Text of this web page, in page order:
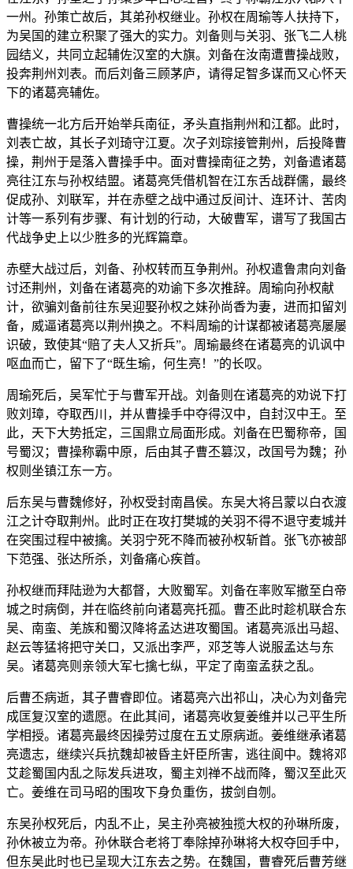
一州。孙策亡故后，其弟孙权继业。孙权在周瑜等人扶持下，
为吴国的建立积聚了强大的实力。刘备则与关羽、张飞二人桃
园结义，共同立起辅佐汉室的大旗。刘备在汝南遭曹操战败，
投奔荆州刘表。而后刘备三顾茅庐，请得足智多谋而又心怀天
下的诸葛亮辅佐。
曹操统一北方后开始举兵南征，矛头直指荆州和江都。此时，
刘表亡故，其长子刘琦守江夏。次子刘琮接管荆州，后投降曹
操，荆州于是落入曹操手中。面对曹操南征之势，刘备遣诸葛
亮往江东与孙权结盟。诸葛亮凭借机智在江东舌战群儒，最终
促成孙、刘联军，并在赤壁之战中通过反间计、连环计、苦肉
计等一系列有步骤、有计划的行动，大破曹军，谱写了我国古
代战争史上以少胜多的光辉篇章。
赤壁大战过后，刘备、孙权转而互争荆州。孙权遣鲁肃向刘备
讨还荆州，刘备在诸葛亮的劝谕下多次推辞。周瑜向孙权献
计，欲骗刘备前往东吴迎娶孙权之妹孙尚香为妻，进而扣留刘
备，威逼诸葛亮以荆州换之。不料周瑜的计谋都被诸葛亮屡屡
识破，致使其“赔了夫人又折兵”。周瑜最终在诸葛亮的讥讽中
呕血而亡，留下了“既生瑜，何生亮！”的长叹。
周瑜死后，吴军忙于与曹军开战。刘备则在诸葛亮的劝说下打
败刘璋，夺取西川，并从曹操手中夺得汉中，自封汉中王。至
此，天下大势抵定，三国鼎立局面形成。刘备在巴蜀称帝，国
号蜀汉；曹操称霸中原，后由其子曹丕篡汉，改国号为魏；孙
权则坐镇江东一方。
后东吴与曹魏修好，孙权受封南昌侯。东吴大将吕蒙以白衣渡
江之计夺取荆州。此时正在攻打樊城的关羽不得不退守麦城并
在突围过程中被擒。关羽宁死不降而被孙权斩首。张飞亦被部
下范强、张达所杀，刘备痛心疾首。
孙权继而拜陆逊为大都督，大败蜀军。刘备在率败军撤至白帝
城之时病倒，并在临终前向诸葛亮托孤。曹丕此时趁机联合东
吴、南蛮、羌族和蜀汉降将孟达进攻蜀国。诸葛亮派出马超、
赵云等猛将把守关口，又派出李严，邓芝等人说服孟达与东
吴。诸葛亮则亲领大军七擒七纵，平定了南蛮孟获之乱。
后曹丕病逝，其子曹睿即位。诸葛亮六出祁山，决心为刘备完
成匡复汉室的遗愿。在此其间，诸葛亮收复姜维并以己平生所
学相授。诸葛亮最终因操劳过度在五丈原病逝。姜维继承诸葛
亮遗志，继续兴兵抗魏却被昏主奸臣所害，逃往阆中。魏将邓
艾趁蜀国内乱之际发兵进攻，蜀主刘禅不战而降，蜀汉至此灭
亡。姜维在司马昭的围攻下身负重伤，拔剑自刎。
东吴孙权死后，内乱不止，吴主孙亮被独揽大权的孙琳所废，
孙休被立为帝。孙休联合老将丁奉除掉孙琳将大权夺回手中，
但东吴此时也已呈现大江东去之势。在魏国，曹睿死后曹芳继